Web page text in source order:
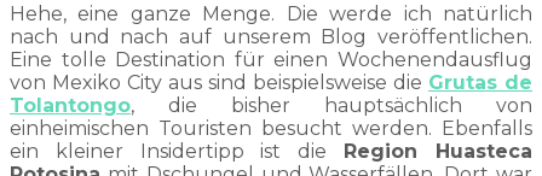
Hehe, eine ganze Menge. Die werde ich natürlich
nach und nach auf unserem Blog veröffentlichen.
Eine tolle Destination für einen Wochenendausflug
von Mexiko City aus sind beispielsweise die Grutas de
Tolantongo, die bisher hauptsächlich von
einheimischen Touristen besucht werden. Ebenfalls
ein kleiner Insidertipp ist die Region Huasteca